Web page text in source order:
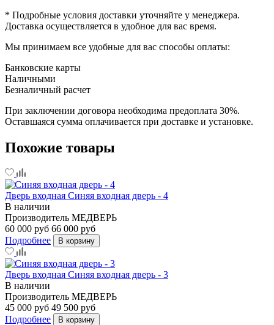
* Подробные условия доставки уточняйте у менеджера.
Доставка осуществляется в удобное для вас время.
Мы принимаем все удобные для вас способы оплаты:
Банковские карты
Наличными
Безналичный расчет
При заключении договора необходима предоплата 30%.
Оставшаяся сумма оплачивается при доставке и установке.
Похожие товары
Дверь входная Синяя входная дверь - 4
В наличии
Производитель МЕДВЕРЬ
60 000 руб 66 000 руб
Подробнее
В корзину
Дверь входная Синяя входная дверь - 3
В наличии
Производитель МЕДВЕРЬ
45 000 руб 49 500 руб
Подробнее
В корзину